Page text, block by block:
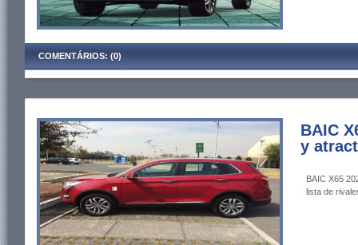
COMENTÁRIOS: (0)
BAIC
y
BAIC X65
lista de